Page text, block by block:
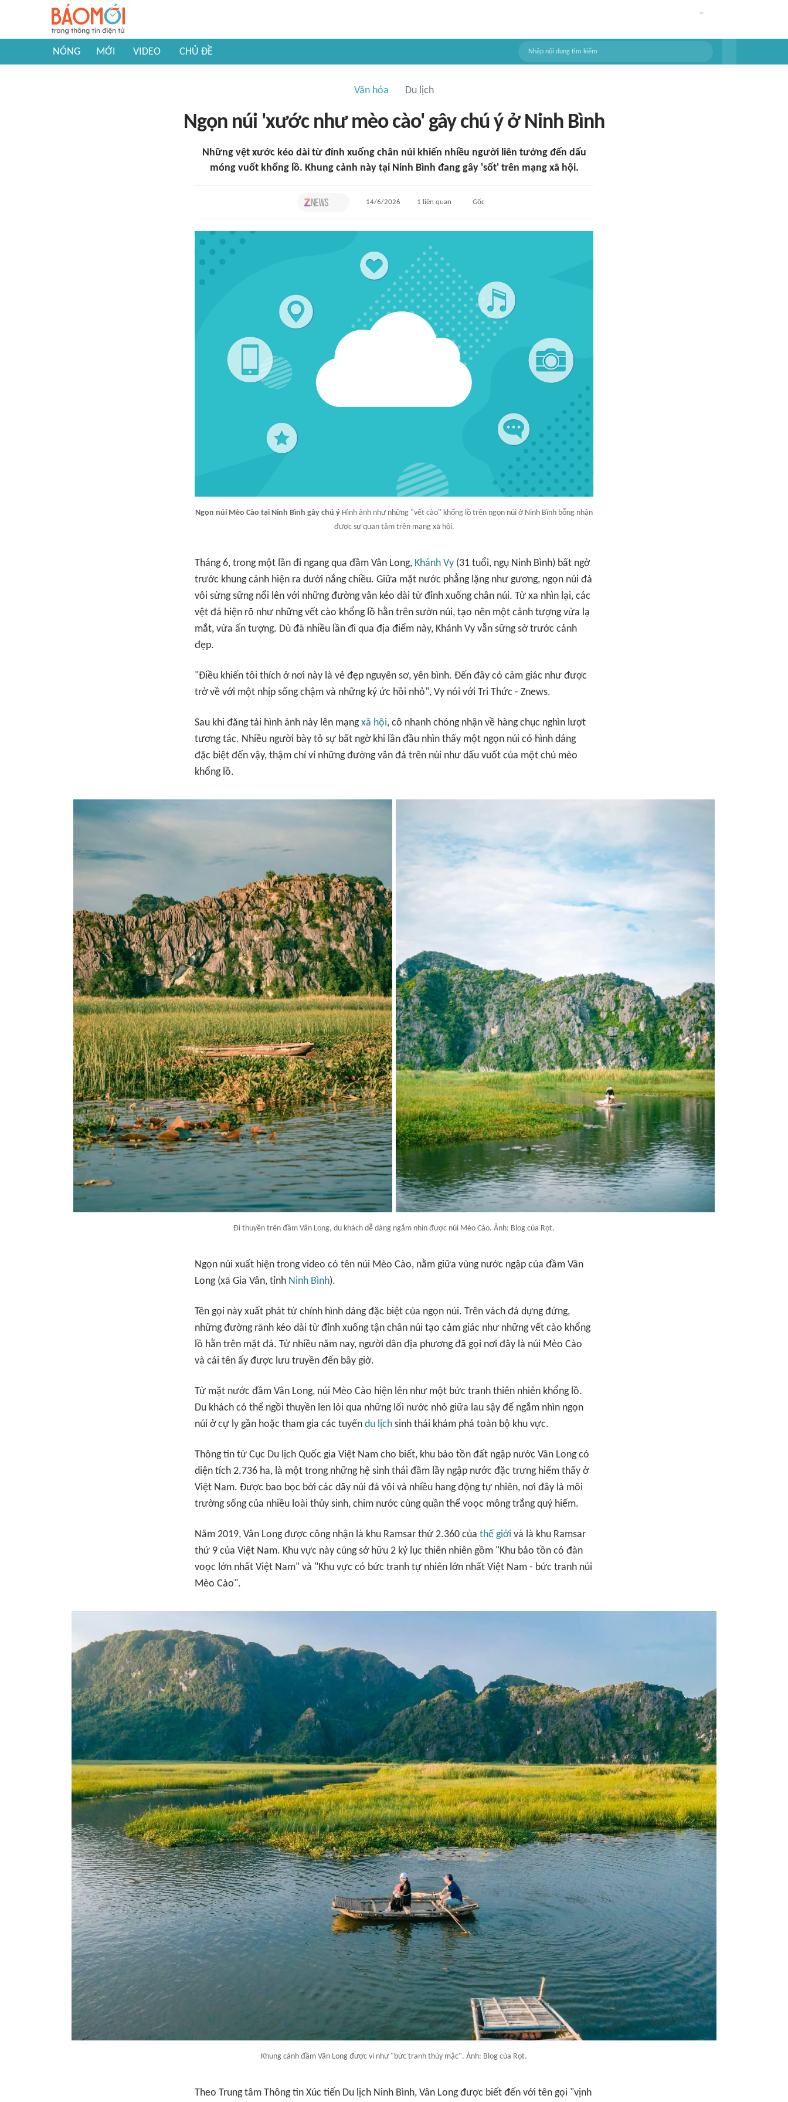
NÓNG MỚI VIDEO CHỦ ĐỀ
Văn hóa Du lịch
Ngọn núi 'xước như mèo cào' gây chú ý ở Ninh Bình
Những vệt xước kéo dài từ đỉnh xuống chân núi khiến nhiều người liên tưởng đến dấu
móng vuốt khổng lồ. Khung cảnh này tại Ninh Bình đang gây 'sốt' trên mạng xã hội.
14/6/2026 1 liên quan Gốc
Ngọn núi Mèo Cào tại Ninh Bình gây chú ý Hình ảnh như những "vết cào" khổng lồ trên ngọn núi ở Ninh Bình bỗng nhận
được sự quan tâm trên mạng xã hội.
Tháng 6, trong một lần đi ngang qua đầm Vân Long, Khánh Vy (31 tuổi, ngụ Ninh Bình) bất ngờ
trước khung cảnh hiện ra dưới nắng chiều. Giữa mặt nước phẳng lặng như gương, ngọn núi đá
vôi sừng sững nổi lên với những đường vân kéo dài từ đỉnh xuống chân núi. Từ xa nhìn lại, các
vệt đá hiện rõ như những vết cào khổng lồ hằn trên sườn núi, tạo nên một cảnh tượng vừa lạ
mắt, vừa ấn tượng. Dù đã nhiều lần đi qua địa điểm này, Khánh Vy vẫn sững sờ trước cảnh
đẹp.
"Điều khiến tôi thích ở nơi này là vẻ đẹp nguyên sơ, yên bình. Đến đây có cảm giác như được
trở về với một nhịp sống chậm và những ký ức hồi nhỏ", Vy nói với Tri Thức - Znews.
Sau khi đăng tải hình ảnh này lên mạngxã hội, cô nhanh chóng nhận về hàng chục nghìn lượt
tương tác. Nhiều người bày tỏ sự bất ngờ khi lần đầu nhìn thấy một ngọn núi có hình dáng
đặc biệt đến vậy, thậm chí ví những đường vân đá trên núi như dấu vuốt của một chú mèo
khổng lồ.
Đi thuyền trên đầm Vân Long, du khách dễ dàng ngắm nhìn được núi Mèo Cào. Ảnh: Blog của Rọt.
Ngọn núi xuất hiện trong video có tên núi Mèo Cào, nằm giữa vùng nước ngập của đầm Vân
Long (xã Gia Vân, tỉnh Ninh Bình).
Tên gọi này xuất phát từ chính hình dáng đặc biệt của ngọn núi. Trên vách đá dựng đứng,
những đường rãnh kéo dài từ đỉnh xuống tận chân núi tạo cảm giác như những vết cào khổng
lồ hằn trên mặt đá. Từ nhiều năm nay, người dân địa phương đã gọi nơi đây là núi Mèo Cào
và cái tên ấy được lưu truyền đến bây giờ.
Từ mặt nước đầm Vân Long, núi Mèo Cào hiện lên như một bức tranh thiên nhiên khổng lồ.
Du khách có thể ngồi thuyền len lỏi qua những lối nước nhỏ giữa lau sậy để ngắm nhìn ngọn
núi ở cự ly gần hoặc tham gia các tuyến du lịch sinh thái khám phá toàn bộ khu vực.
Thông tin từ Cục Du lịch Quốc gia Việt Nam cho biết, khu bảo tồn đất ngập nước Vân Long có
diện tích 2.736 ha, là một trong những hệ sinh thái đầm lầy ngập nước đặc trưng hiếm thấy ở
Việt Nam. Được bao bọc bởi các dãy núi đá vôi và nhiều hang động tự nhiên, nơi đây là môi
trường sống của nhiều loài thủy sinh, chim nước cùng quần thể voọc mông trắng quý hiếm.
Năm 2019, Vân Long được công nhận là khu Ramsar thứ 2.360 của thế giới và là khu Ramsar
thứ 9 của Việt Nam. Khu vực này cũng sở hữu 2 kỷ lục thiên nhiên gồm "Khu bảo tồn có đàn
voọc lớn nhất Việt Nam" và "Khu vực có bức tranh tự nhiên lớn nhất Việt Nam - bức tranh núi
Mèo Cào".
Khung cảnh đầm Vân Long được ví như "bức tranh thủy mặc". Ảnh: Blog của Rọt.
Theo Trung tâm Thông tin Xúc tiến Du lịch Ninh Bình, Vân Long được biết đến với tên gọi "vịnh